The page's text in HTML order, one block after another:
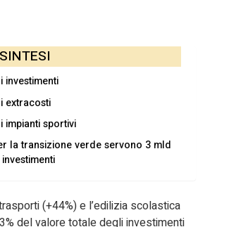
investimenti
extracosti
impianti sportivi
la transizione verde servono 3 mld
(+44%) e l’edilizia scolastica
del valore totale degli investimenti